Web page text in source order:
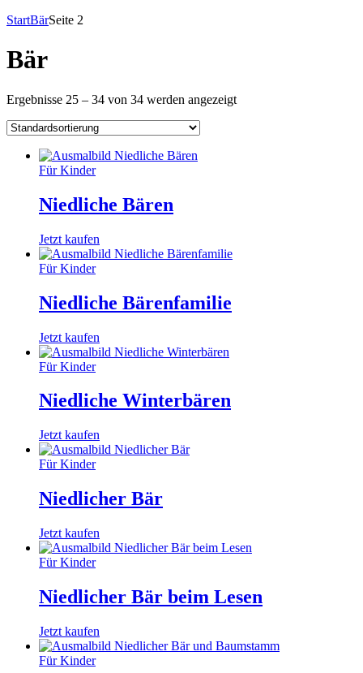
StartBärSeite 2
Bär
Ergebnisse 25 – 34 von 34 werden angezeigt
Für Kinder
Niedliche Bären
Jetzt kaufen
Für Kinder
Niedliche Bärenfamilie
Jetzt kaufen
Für Kinder
Niedliche Winterbären
Jetzt kaufen
Für Kinder
Niedlicher Bär
Jetzt kaufen
Für Kinder
Niedlicher Bär beim Lesen
Jetzt kaufen
Für Kinder